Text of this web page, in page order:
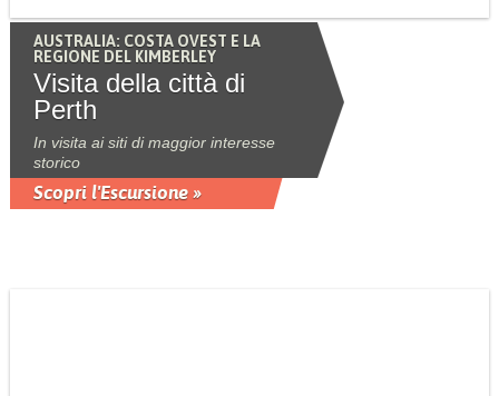
AUSTRALIA: COSTA OVEST E LA
REGIONE DEL KIMBERLEY
Visita della città di
Perth
In visita ai siti di maggior interesse
storico
Scopri l'Escursione »